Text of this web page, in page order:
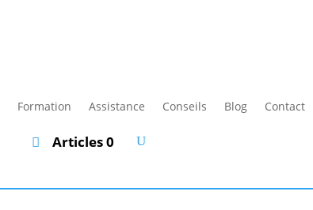
Formation Assistance Conseils Blog Contact
Articles 0